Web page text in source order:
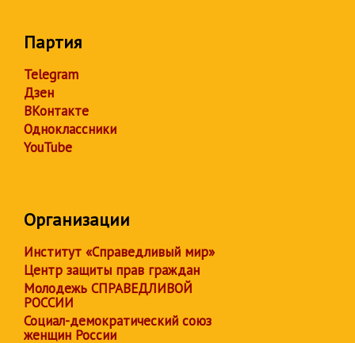
Партия
Telegram
Дзен
ВКонтакте
Одноклассники
YouTube
Организации
Институт «Справедливый мир»
Центр защиты прав граждан
Молодежь СПРАВЕДЛИВОЙ
РОССИИ
Социал-демократический союз
женщин России